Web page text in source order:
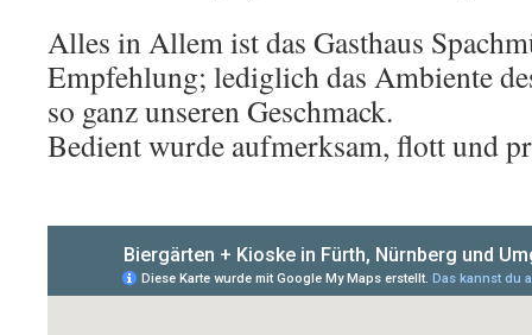
Alles in Allem ist das Gasthaus
Empfehlung; lediglich das Ambiente
so ganz unseren Geschmack.
Bedient wurde aufmerksam, flott und